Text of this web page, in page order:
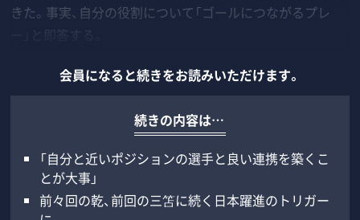
きた。事実、自分の役割について「ゴールにつながるプレ
会員になると続きをお読みいただけます。
続きの内容は…
「自分と近いポジションの選手と良い連携を築くこ
とが大事」
前々回の乾、前回の三笘に続く日本躍進のトリガー